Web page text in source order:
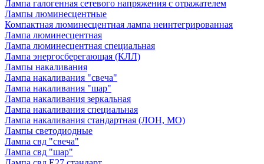
Лампа галогенная сетевого напряжения с отражателем
Лампы люминесцентные
Компактная люминесцентная лампа неинтегрированная
Лампа люминесцентная
Лампа люминесцентная специальная
Лампа энергосберегающая (КЛЛ)
Лампы накаливания
Лампа накаливания "свеча"
Лампа накаливания "шар"
Лампа накаливания зеркальная
Лампа накаливания специальная
Лампа накаливания стандартная (ЛОН, МО)
Лампы светодиодные
Лампа свд "свеча"
Лампа свд "шар"